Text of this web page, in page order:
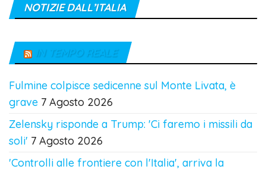
NOTIZIE DALL’ITALIA
IN TEMPO REALE
Fulmine colpisce sedicenne sul Monte Livata, è
grave 7 Agosto 2026
Zelensky risponde a Trump: 'Ci faremo i missili da
soli' 7 Agosto 2026
'Controlli alle frontiere con l'Italia', arriva la